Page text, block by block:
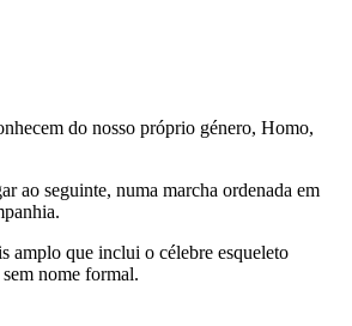
do nosso próprio género, Homo,
ao seguinte, numa marcha ordenada em
amplo que inclui o célebre esqueleto
nome formal.